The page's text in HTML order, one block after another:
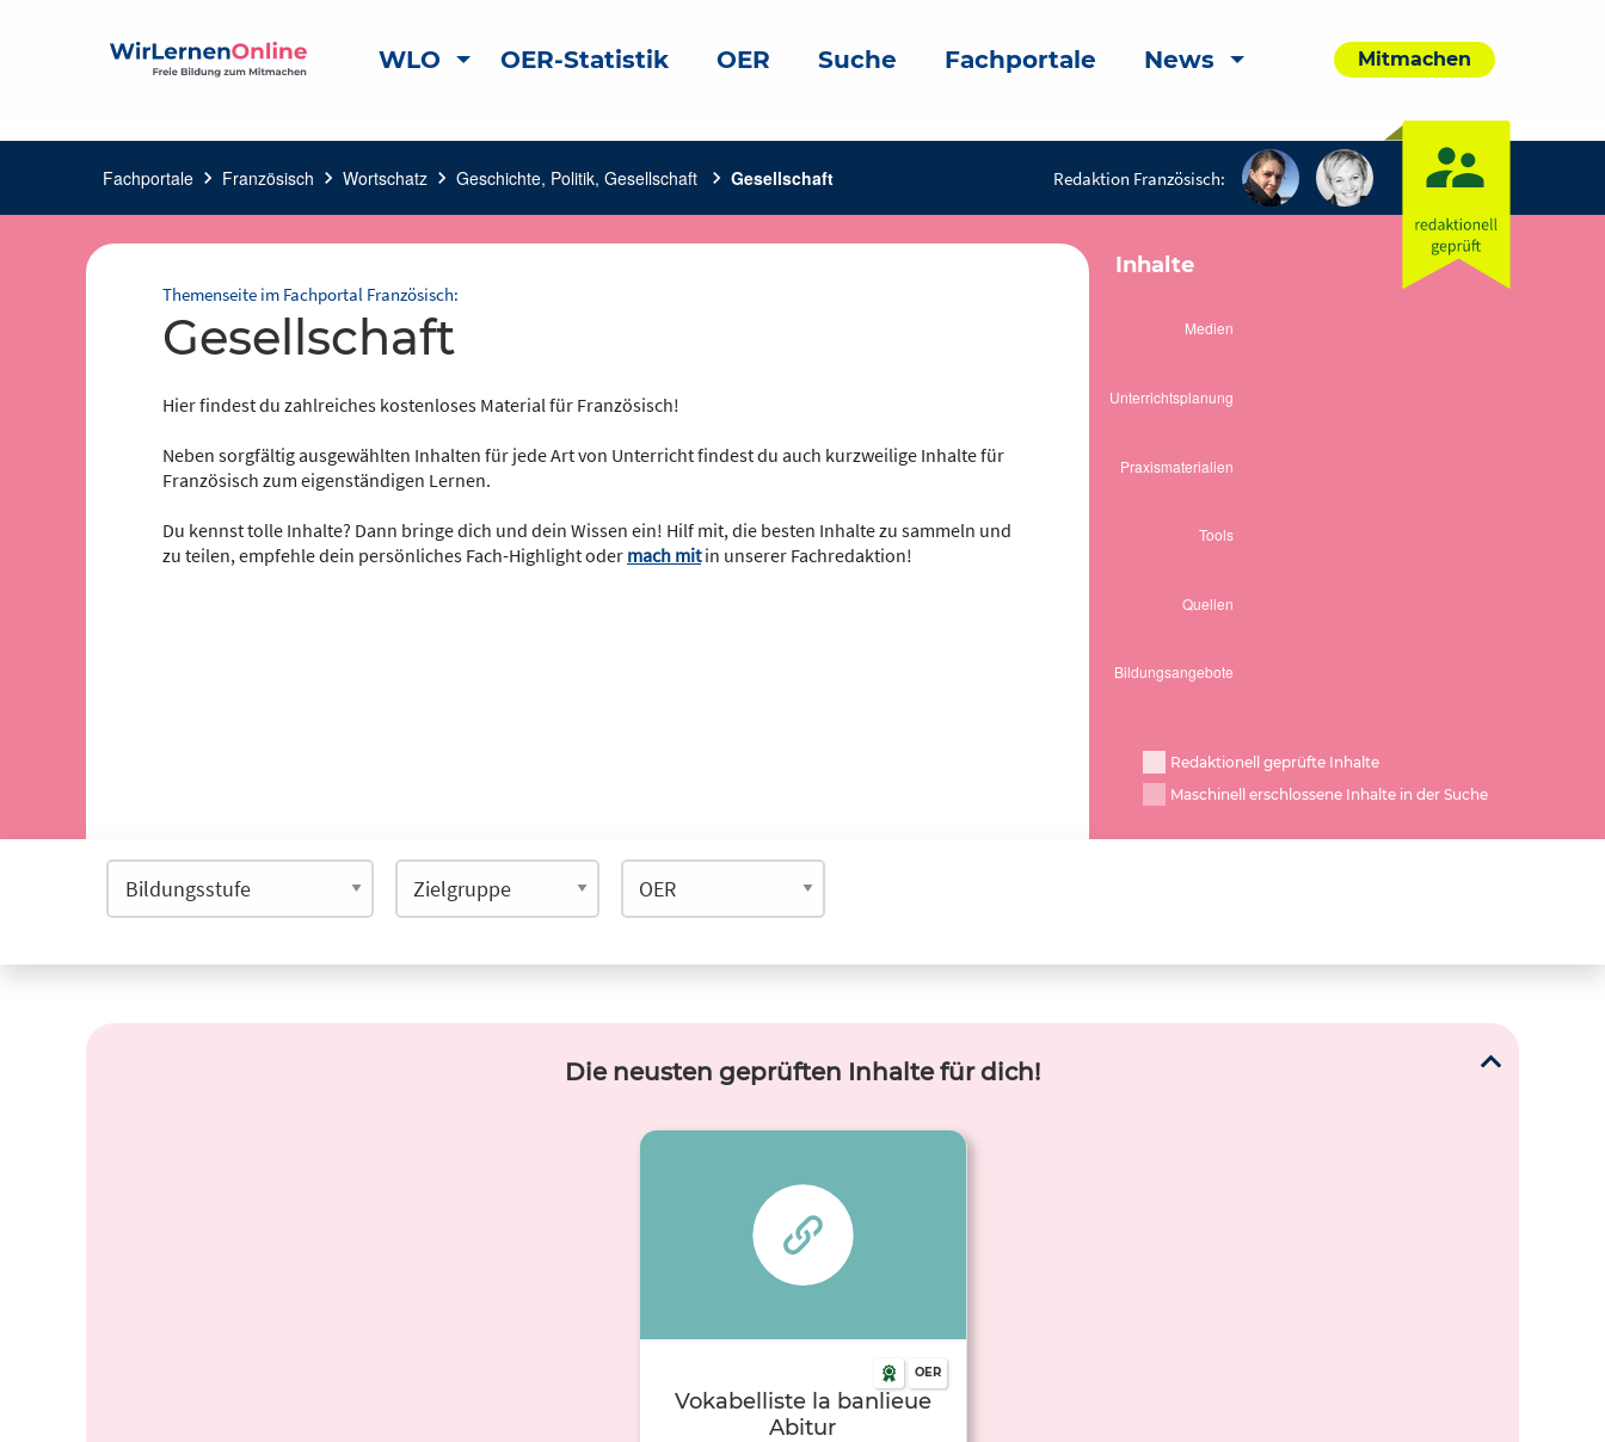
WLO OER-Statistik OER Suche Fachportale News Mitmachen
Fachportale chevron_right Französisch chevron_right Wortschatz chevron_right Geschichte, Politik, Gesellschaft chevron_right Gesellschaft Redaktion Französisch:
Themenseite im Fachportal Französisch:
Gesellschaft
Hier findest du zahlreiches kostenloses Material für Französisch!
Neben sorgfältig ausgewählten Inhalten für jede Art von Unterricht findest du auch kurzweilige Inhalte für
Französisch zum eigenständigen Lernen.
Du kennst tolle Inhalte? Dann bringe dich und dein Wissen ein! Hilf mit, die besten Inhalte zu sammeln und
zu teilen, empfehle dein persönliches Fach-Highlight oder mach mitin unserer Fachredaktion!
Inhalte
Redaktionell geprüfte Inhalte
Maschinell erschlossene Inhalte in der Suche
Die neusten geprüften Inhalte für dich!
OER
Vokabelliste la banlieue
Abitur